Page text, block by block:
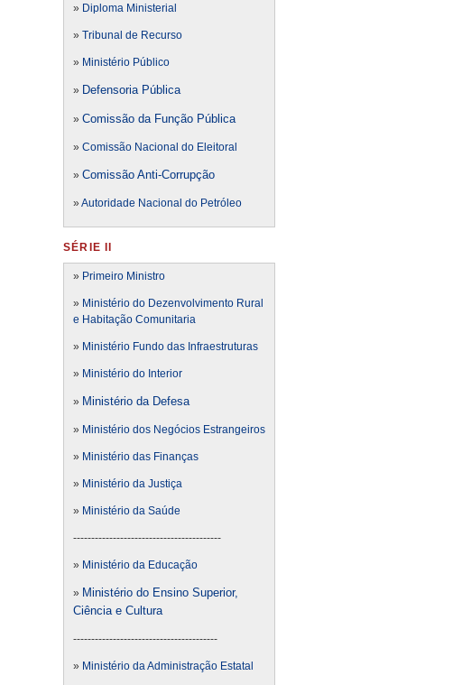
» Diploma Ministerial
» Tribunal de Recurso
» Ministério Público
» Defensoria Pública
» Comissão da Função Pública
» Comissão Nacional do Eleitoral
» Comissão Anti-Corrupção
» Autoridade Nacional do Petróleo
SÉRIE II
» Primeiro Ministro
» Ministério do Dezenvolvimento Rural
e Habitação Comunitaria
» Ministério Fundo das Infraestruturas
» Ministério do Interior
» Ministério da Defesa
» Ministério dos Negócios Estrangeiros
» Ministério das Finanças
» Ministério da Justiça
» Ministério da Saúde
-----------------------------------------
» Ministério da Educação
» Ministério do Ensino Superior,
Ciência e Cultura
----------------------------------------
» Ministério da Administração Estatal